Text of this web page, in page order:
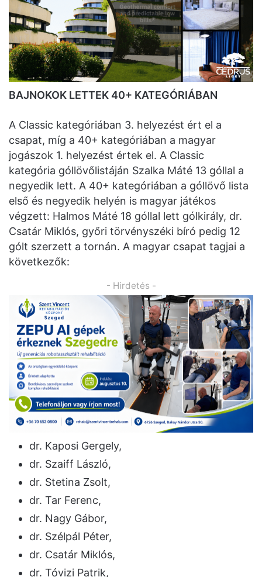
BAJNOKOK LETTEK 40+ KATEGÓRIÁBAN
A Classic kategóriában 3. helyezést ért el a
csapat, míg a 40+ kategóriában a magyar
jogászok 1. helyezést értek el. A Classic
kategória góllövőlistáján Szalka Máté 13 góllal a
negyedik lett. A 40+ kategóriában a góllövő lista
első és negyedik helyén is magyar játékos
végzett: Halmos Máté 18 góllal lett gólkirály, dr.
Csatár Miklós, győri törvényszéki bíró pedig 12
gólt szerzett a tornán. A magyar csapat tagjai a
következők:
- Hirdetés -
dr. Kaposi Gergely,
dr. Szaiff László,
dr. Stetina Zsolt,
dr. Tar Ferenc,
dr. Nagy Gábor,
dr. Szélpál Péter,
dr. Csatár Miklós,
dr. Tóvizi Patrik,